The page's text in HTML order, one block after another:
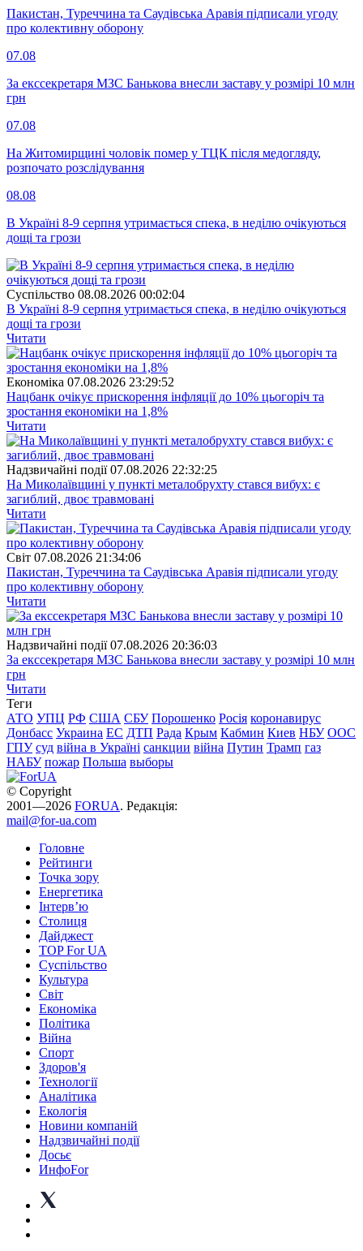
Пакистан, Туреччина та Саудівська Аравія підписали угоду
про колективну оборону
07.08
За екссекретаря МЗС Банькова внесли заставу у розмірі 10 млн
грн
07.08
На Житомирщині чоловік помер у ТЦК після медогляду,
розпочато розслідування
08.08
В Україні 8-9 серпня утримається спека, в неділю очікуються
дощі та грози
Суспiльство 08.08.2026 00:02:04
В Україні 8-9 серпня утримається спека, в неділю очікуються
дощі та грози
Читати
Економіка 07.08.2026 23:29:52
Нацбанк очікує прискорення інфляції до 10% цьогоріч та
зростання економіки на 1,8%
Читати
Надзвичайні події 07.08.2026 22:32:25
На Миколаївщині у пункті металобрухту стався вибух: є
загиблий, двоє травмовані
Читати
Свiт 07.08.2026 21:34:06
Пакистан, Туреччина та Саудівська Аравія підписали угоду
про колективну оборону
Читати
Надзвичайні події 07.08.2026 20:36:03
За екссекретаря МЗС Банькова внесли заставу у розмірі 10 млн
грн
Читати
Теги
АТО УПЦ РФ США СБУ Порошенко Росія коронавирус
Донбасс Украина ЕС ДТП Рада Крым Кабмин Киев НБУ ООС
ГПУ суд війна в Україні санкции війна Путин Трамп газ
НАБУ пожар Польша выборы
© Copyright
2001—2026 FORUA. Редакція:
mail@for-ua.com
Головне
Рейтинги
Точка зору
Енергетика
Інтерв’ю
Столиця
Дайджест
TOP For UA
Суспiльство
Культура
Світ
Економіка
Політика
Війна
Спорт
Здоров'я
Технології
Аналітика
Екологія
Новини компаній
Надзвичайні події
Досьє
ИнфоFor